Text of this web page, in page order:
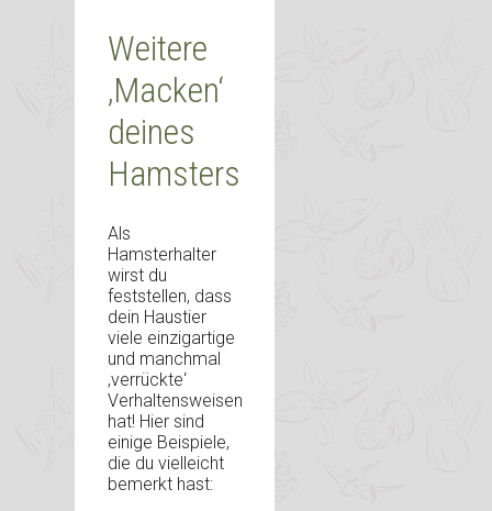
Weitere
‚Macken‘
deines
Hamsters
Als
Hamsterhalter
wirst du
feststellen, dass
dein Haustier
viele einzigartige
und manchmal
‚verrückte‘
Verhaltensweisen
hat! Hier sind
einige Beispiele,
die du vielleicht
bemerkt hast: